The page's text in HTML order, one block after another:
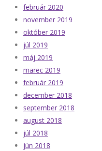
február 2020
november 2019
október 2019
júl 2019
máj 2019
marec 2019
február 2019
december 2018
september 2018
august 2018
júl 2018
jún 2018